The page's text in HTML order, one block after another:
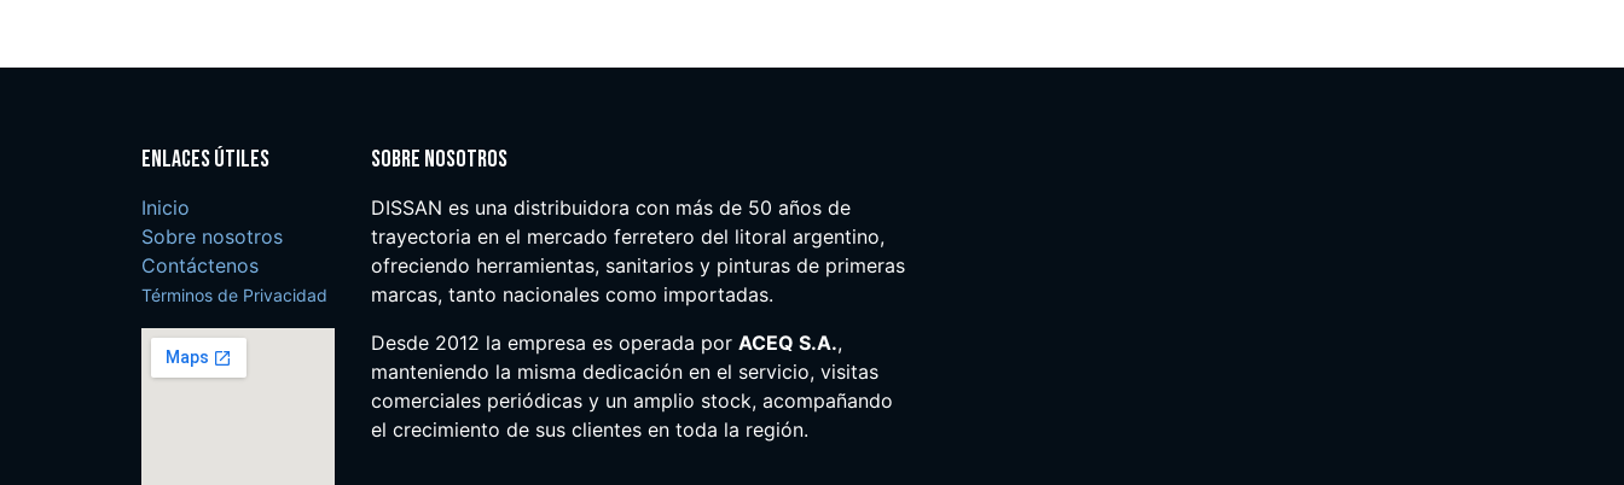
Enlaces útiles
Inicio
Sobre nosotros
Contáctenos
Términos de Privacidad
Sobre nosotros
DISSAN es una distribuidora con más de 50 años de
trayectoria en el mercado ferretero del litoral argentino,
ofreciendo herramientas, sanitarios y pinturas de primeras
marcas, tanto nacionales como importadas.
Desde 2012 la empresa es operada por ACEQ S.A.,
manteniendo la misma dedicación en el servicio, visitas
comerciales periódicas y un amplio stock, acompañando
el crecimiento de sus clientes en toda la región.